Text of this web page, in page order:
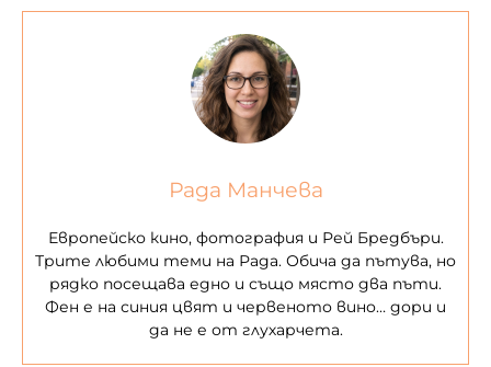
Рада Манчева
Европейско кино, фотография и Рей Бредбъри.
Трите любими теми на Рада. Обича да пътува, но
рядко посещава едно и също място два пъти.
Фен е на синия цвят и червеното вино… дори и
да не е от глухарчета.